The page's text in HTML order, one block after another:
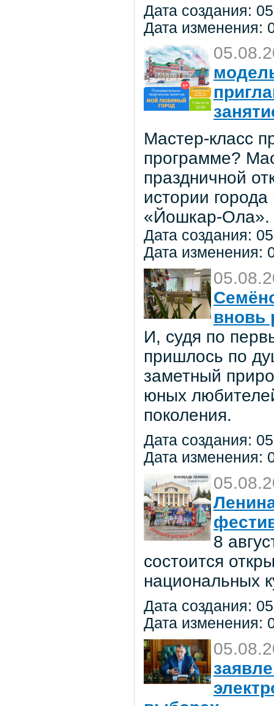
Дата создания:
Дата изменения:
Мастер-класс
программе?
праздничной
истории
«Йошкар-Ола».
Дата создания:
Дата изменения:
вновь
И, судя по
пришлось по
заметный
юных
поколения.
Дата создания:
Дата изменения:
8
состоится
национальных
Дата создания:
Дата изменения: